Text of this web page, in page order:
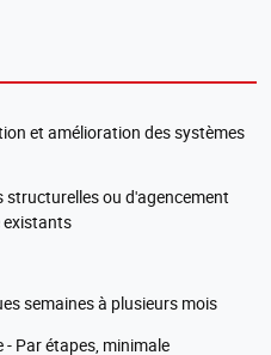
et amélioration des systèmes
ou d'agencement
existants
semaines à plusieurs mois
Par étapes, minimale